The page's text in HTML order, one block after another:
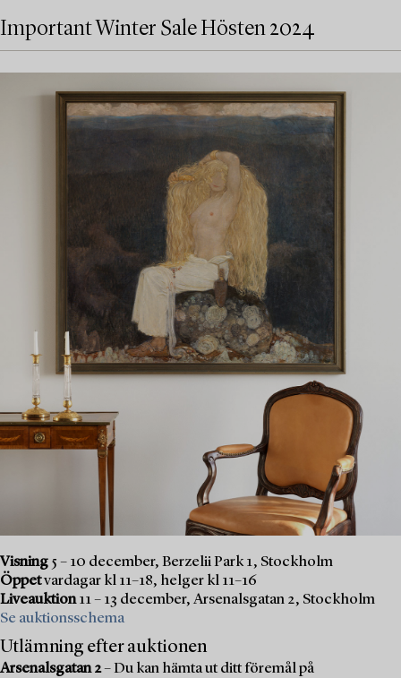
Important Winter Sale Hösten 2024
Visning 5 – 10 december, Berzelii Park 1, Stockholm
Öppetvardagar kl 11–18, helger kl 11–16
Liveauktion11 – 13 december, Arsenalsgatan 2, Stockholm
Se auktionsschema
Utlämning efter auktionen
Arsenalsgatan 2– Du kan hämta ut ditt föremål på